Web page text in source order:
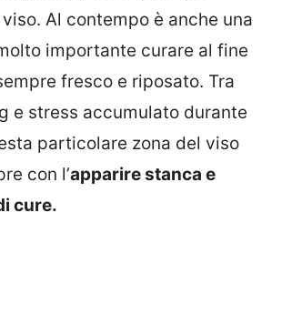
Al contempo è anche una
importante curare al fine
fresco e riposato. Tra
e stress accumulato durante
particolare zona del viso
con l’apparire stanca e
cure.